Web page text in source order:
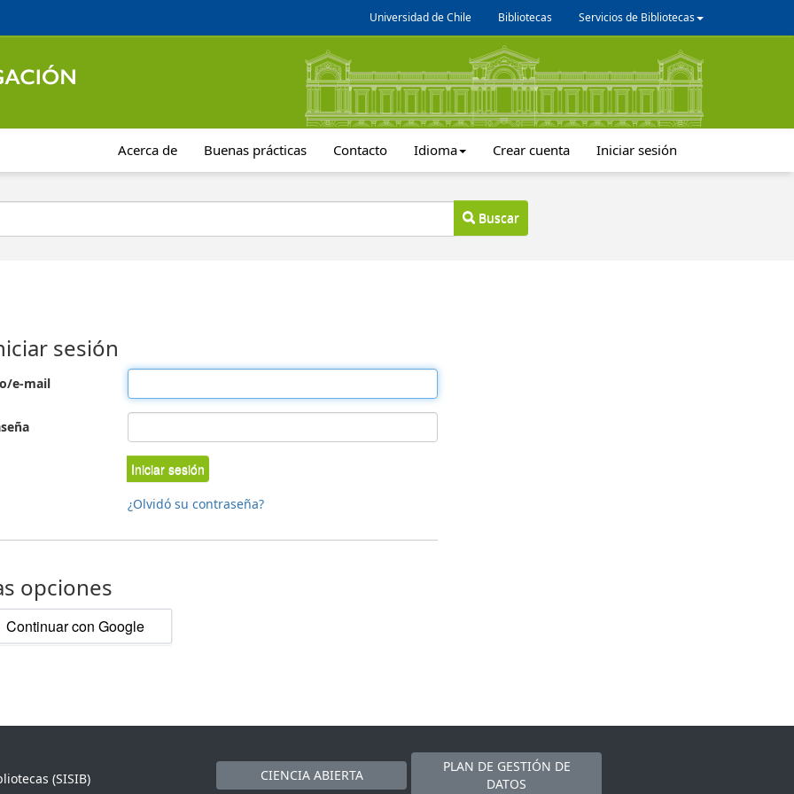
Universidad de Chile Bibliotecas Servicios de Bibliotecas
Acerca de Buenas prácticas Contacto Idioma Crear cuenta Iniciar sesión
Buscar
sesión
e-mail
Iniciar sesión
¿Olvidó su contraseña?
opciones
Continuar con Google
(SISIB)
CIENCIA ABIERTA
PLAN DE GESTIÓN DE
DATOS